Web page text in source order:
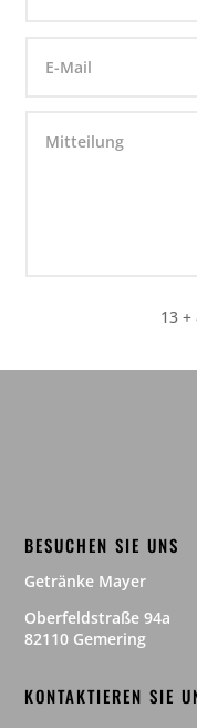
13 +
BESUCHEN SIE UNS
Getränke Mayer
Oberfeldstraße 94a
82110 Gemering
KONTAKTIEREN SIE